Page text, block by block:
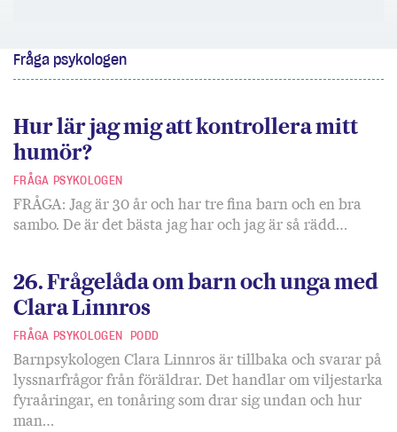
Fråga psykologen
Hur lär jag mig att kontrollera mitt
humör?
FRÅGA PSYKOLOGEN
FRÅGA: Jag är 30 år och har tre fina barn och en bra
sambo. De är det bästa jag har och jag är så rädd…
26. Frågelåda om barn och unga med
Clara Linnros
FRÅGA PSYKOLOGEN PODD
Barnpsykologen Clara Linnros är tillbaka och svarar på
lyssnarfrågor från föräldrar. Det handlar om viljestarka
fyraåringar, en tonåring som drar sig undan och hur
man…